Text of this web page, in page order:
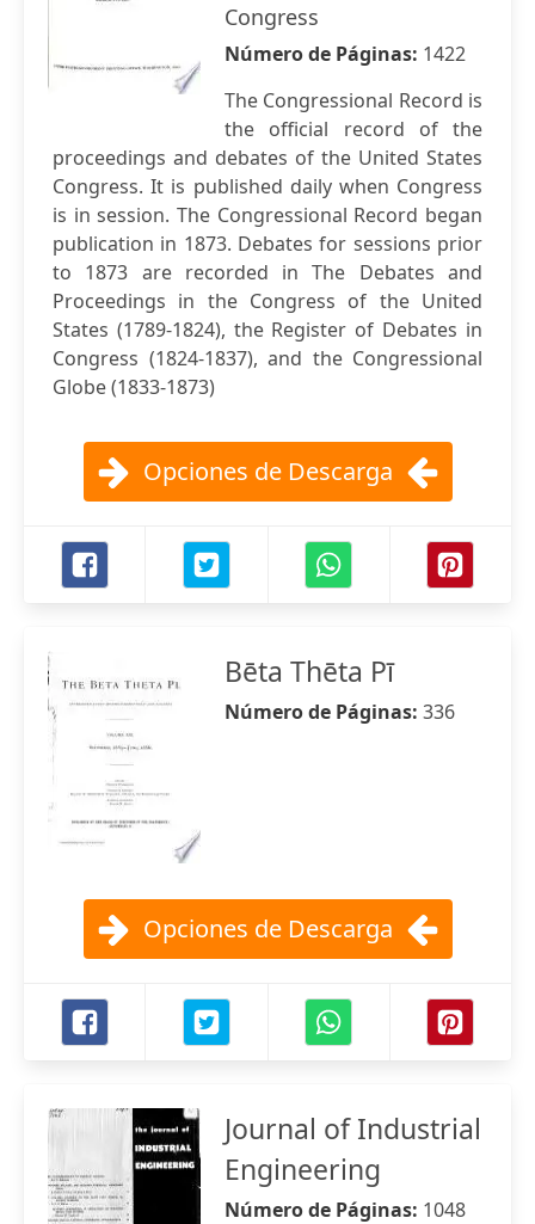
Congress
Número de Páginas: 1422
The Congressional Record is
the official record of the
proceedings and debates of the United States
Congress. It is published daily when Congress
is in session. The Congressional Record began
publication in 1873. Debates for sessions prior
to 1873 are recorded in The Debates and
Proceedings in the Congress of the United
States (1789-1824), the Register of Debates in
Congress (1824-1837), and the Congressional
Globe (1833-1873)
Opciones de Descarga
Bēta Thēta Pī
Número de Páginas: 336
Opciones de Descarga
Journal of Industrial
Engineering
Número de Páginas: 1048